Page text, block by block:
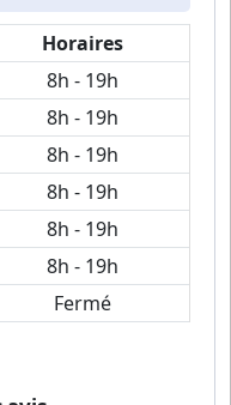
Horaires
8h - 19h
8h - 19h
8h - 19h
8h - 19h
8h - 19h
8h - 19h
Fermé